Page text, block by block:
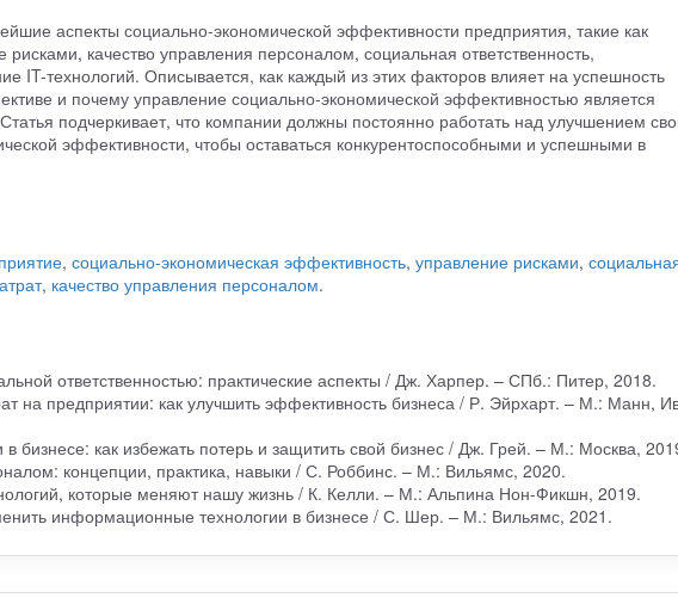
аспекты социально-экономической эффективности предприятия, такие как
рисками, качество управления персоналом, социальная ответственность,
IT-технологий. Описывается, как каждый из этих факторов влияет на успешность
и почему управление социально-экономической эффективностью является
подчеркивает, что компании должны постоянно работать над улучшением
эффективности, чтобы оставаться конкурентоспособными и успешными в
, социально-экономическая эффективность, управление рисками,
, качество управления персоналом.
ответственностью: практические аспекты / Дж. Харпер. – СПб.: Питер, 2018.
на предприятии: как улучшить эффективность бизнеса / Р. Эйрхарт. – М.: Манн,
бизнесе: как избежать потерь и защитить свой бизнес / Дж. Грей. – М.: Москва,
концепции, практика, навыки / С. Роббинс. – М.: Вильямс, 2020.
которые меняют нашу жизнь / К. Келли. – М.: Альпина Нон-Фикшн, 2019.
информационные технологии в бизнесе / С. Шер. – М.: Вильямс, 2021.